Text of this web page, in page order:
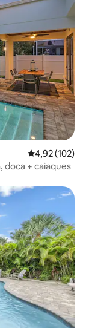
4,92 de uma
4,92 (102)
doca + caiaques